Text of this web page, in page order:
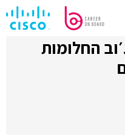
החלומות